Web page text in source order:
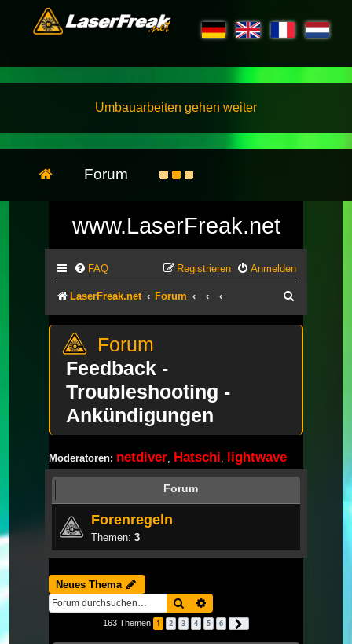
Umbauarbeiten gehen weiter
Forum
www.LaserFreak.net
FAQ Anmelden
Registrieren
LaserFreak.net Forum
Feedback -
Troubleshooting -
Ankündigungen
Moderatoren: netdiver Hatschi lightwave
Forum
Forenregeln
Themen: 3
Neues Thema
Suche
163 Themen 1 2 3 4 5 6